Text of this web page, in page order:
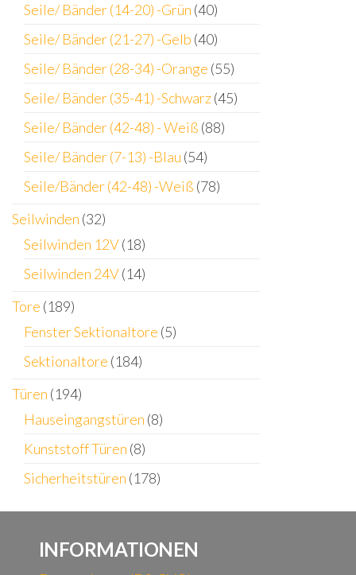
Seile/ Bänder (14-20) -Grün (40)
Seile/ Bänder (21-27) -Gelb (40)
Seile/ Bänder (28-34) -Orange (55)
Seile/ Bänder (35-41) -Schwarz(45)
Seile/ Bänder (42-48) - Weiß (88)
Seile/ Bänder (7-13) -Blau (54)
Seile/Bänder (42-48) -Weiß (78)
Seilwinden (32)
Seilwinden 12V(18)
Seilwinden 24V(14)
Tore (189)
Fenster Sektionaltore (5)
Sektionaltore (184)
Türen (194)
Hauseingangstüren (8)
Kunststoff Türen (8)
Sicherheitstüren (178)
INFORMATIONEN